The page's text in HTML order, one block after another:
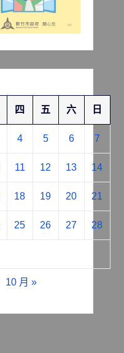
四 五 六 日
4 5 6 7
11 12 13 14
18 19 20 21
25 26 27 28
10 月 »